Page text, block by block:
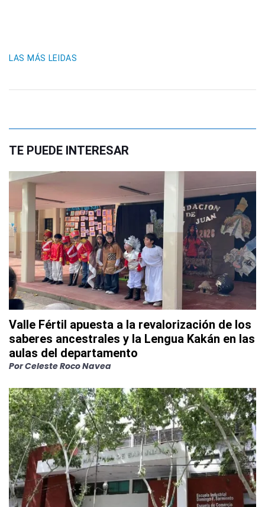
LAS MÁS LEIDAS
TE PUEDE INTERESAR
Valle Fértil apuesta a la revalorización de los
saberes ancestrales y la Lengua Kakán en las
aulas del departamento
PorCeleste Roco Navea